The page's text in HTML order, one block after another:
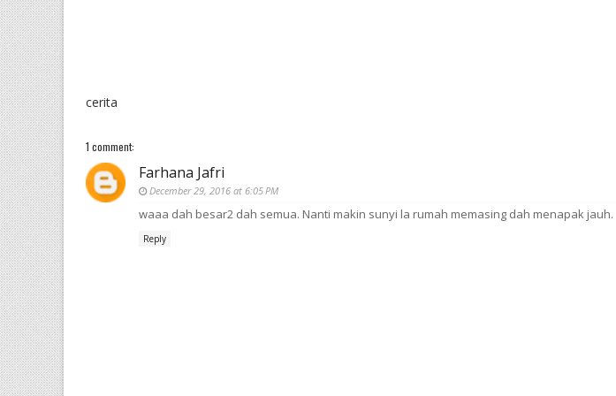
cerita
1 comment:
Farhana Jafri
December 29, 2016 at 6:05 PM
waaa dah besar2 dah semua. Nanti makin sunyi la rumah memasing dah menapak jauh.
Reply